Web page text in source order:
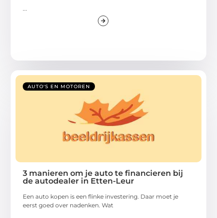
...
AUTO'S EN MOTOREN
3 manieren om je auto te financieren bij
de autodealer in Etten-Leur
Een auto kopen is een flinke investering. Daar moet je
eerst goed over nadenken. Wat